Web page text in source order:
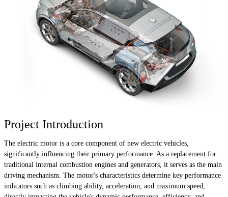
Project Introduction
The electric motor is a core component of new electric vehicles,
significantly influencing their primary performance. As a replacement for
traditional internal combustion engines and generators, it serves as the main
driving mechanism. The motor's characteristics determine key performance
indicators such as climbing ability, acceleration, and maximum speed,